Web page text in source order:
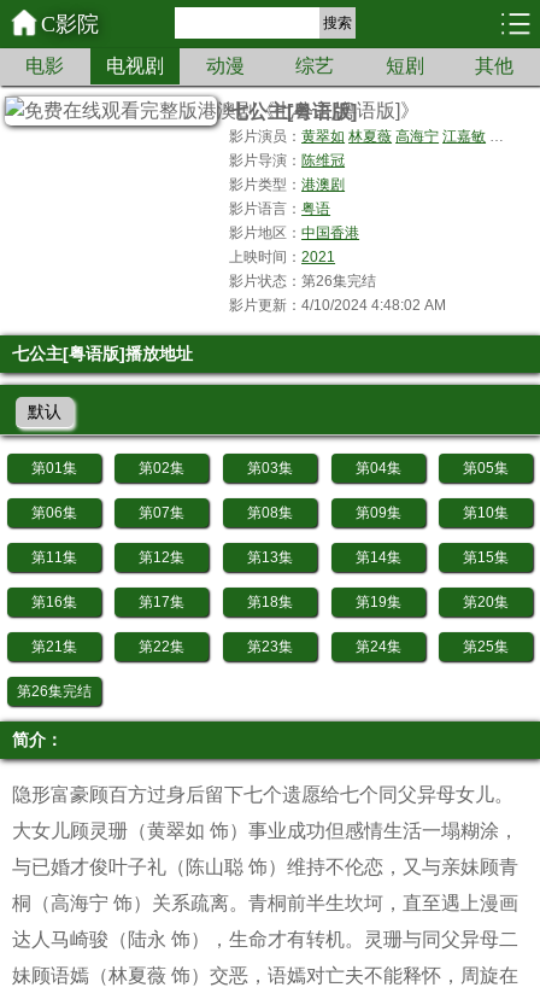
C影院 搜索
电影 电视剧 动漫 综艺 短剧 其他
七公主[粤语版]
影片演员：黄翠如 林夏薇 高海宁 江嘉敏 邝洁楹
影片导演： 陈维冠
影片类型：港澳剧
影片语言：粤语
影片地区：中国香港
上映时间：2021
影片状态：第26集完结
影片更新：4/10/2024 4:48:02 AM
七公主[粤语版]播放地址
默认
第01集 第02集 第03集 第04集 第05集
第06集 第07集 第08集 第09集 第10集
第11集 第12集 第13集 第14集 第15集
第16集 第17集 第18集 第19集 第20集
第21集 第22集 第23集 第24集 第25集
第26集完结
简介：
隐形富豪顾百方过身后留下七个遗愿给七个同父异母女儿。
大女儿顾灵珊（黄翠如 饰）事业成功但感情生活一塌糊涂，
与已婚才俊叶子礼（陈山聪 饰）维持不伦恋，又与亲妹顾青
桐（高海宁 饰）关系疏离。青桐前半生坎坷，直至遇上漫画
达人马崎骏（陆永 饰），生命才有转机。灵珊与同父异母二
妹顾语嫣（林夏薇 饰）交恶，语嫣对亡夫不能释怀，周旋在